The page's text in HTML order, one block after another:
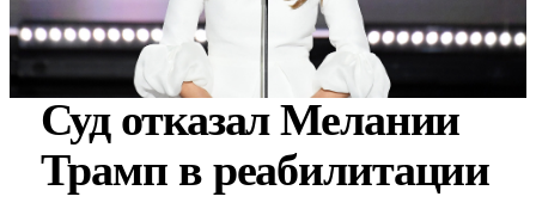
Суд отказал Мелании
Трамп в реабилитации